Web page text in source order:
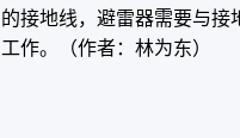
接地线，避雷器需要与
作。（作者：林为东）